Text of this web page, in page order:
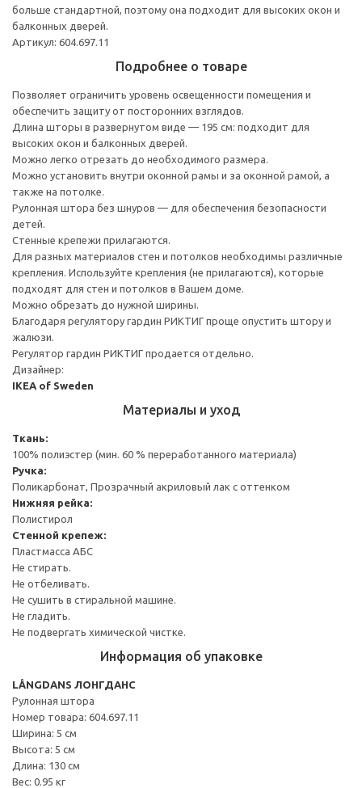
больше стандартной, поэтому она подходит для высоких окон и
балконных дверей.
Артикул: 604.697.11
Подробнее о товаре
Позволяет ограничить уровень освещенности помещения и
обеспечить защиту от посторонних взглядов.
Длина шторы в развернутом виде — 195 см: подходит для
высоких окон и балконных дверей.
Можно легко отрезать до необходимого размера.
Можно установить внутри оконной рамы и за оконной рамой, а
также на потолке.
Рулонная штора без шнуров — для обеспечения безопасности
детей.
Стенные крепежи прилагаются.
Для разных материалов стен и потолков необходимы различные
крепления. Используйте крепления (не прилагаются), которые
подходят для стен и потолков в Вашем доме.
Можно обрезать до нужной ширины.
Благодаря регулятору гардин РИКТИГ проще опустить штору и
жалюзи.
Регулятор гардин РИКТИГ продается отдельно.
Дизайнер:
IKEA of Sweden
Материалы и уход
Ткань:
100% полиэстер (мин. 60 % переработанного материала)
Ручка:
Поликарбонат, Прозрачный акриловый лак с оттенком
Нижняя рейка:
Полистирол
Стенной крепеж:
Пластмасса АБС
Не стирать.
Не отбеливать.
Не сушить в стиральной машине.
Не гладить.
Не подвергать химической чистке.
Информация об упаковке
LÅNGDANS ЛОНГДАНС
Рулонная штора
Номер товара: 604.697.11
Ширина: 5 см
Высота: 5 см
Длина: 130 см
Вес: 0.95 кг